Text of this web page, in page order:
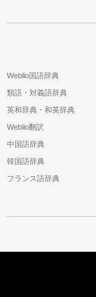
Weblio国語辞典
類語・対義語辞典
英和辞典・和英辞典
Weblio翻訳
中国語辞典
韓国語辞典
フランス語辞典